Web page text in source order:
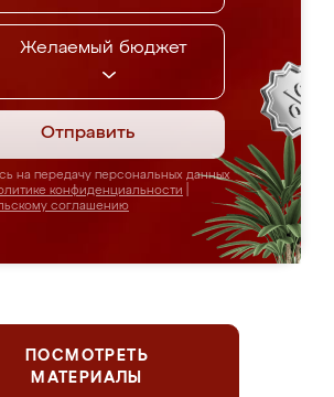
Желаемый бюджет
Отправить
на передачу персональных данных
конфиденциальности
соглашению
ПОСМОТРЕТЬ
МАТЕРИАЛЫ